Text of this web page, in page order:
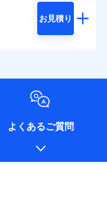
お見積り
よくあるご質問